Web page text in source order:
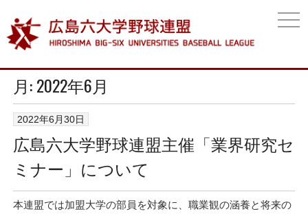
月:2022年6月
2022年6月30日
広島六大学野球連盟主催「業界研究セ
ミナー」について
本連盟では加盟大学の部員を対象に、職業観の涵養と将来の